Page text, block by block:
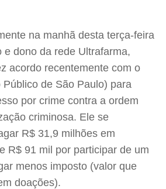
na manhã desta terça-feira
e dono da rede Ultrafarma,
acordo recentemente com o
de São Paulo) para
por crime contra a ordem
criminosa. Ele se
R$ 31,9 milhões em
R$ 91 mil por participar de um
menos imposto (valor que
doações).